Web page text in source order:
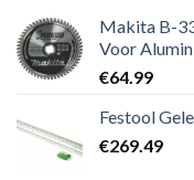
Makita B-
Voor
€64.99
Festool
€269.49